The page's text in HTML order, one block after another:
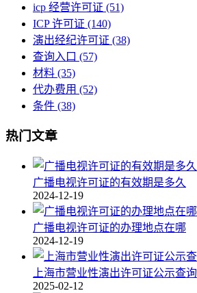
icp 经营许可证 (51)
ICP 许可证 (140)
演出经纪许可证 (38)
查询入口 (57)
材料 (35)
代办费用 (52)
条件 (38)
热门文章
广播电视许可证的有效期是多久
2024-12-19
广播电视许可证的办理地点在哪
2024-12-19
上海市营业性演出许可证公示查询
2025-02-12